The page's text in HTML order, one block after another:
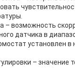
– возможность
датчика в
установлен в
– значение